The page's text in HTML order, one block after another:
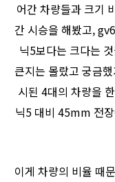
어간 차량들과 크기
간 시승을 해봤고,
닉5보다는 크다는
큰지는 몰랐고 궁금
시된 4대의 차량을
닉5 대비 45mm 전
이게 차량의 비율 때